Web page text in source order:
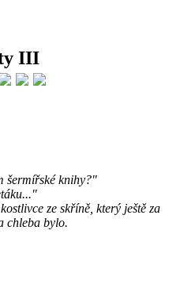
III
šermířské knihy?"
ze skříně, který ještě za
chleba bylo.